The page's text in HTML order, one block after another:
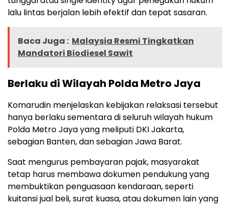
lalu lintas berjalan lebih efektif dan tepat sasaran.
Baca Juga : Malaysia Resmi Tingkatkan
Mandatori Biodiesel Sawit
Berlaku di Wilayah Polda Metro Jaya
Komarudin menjelaskan kebijakan relaksasi tersebut
hanya berlaku sementara di seluruh wilayah hukum
Polda Metro Jaya yang meliputi DKI Jakarta,
sebagian Banten, dan sebagian Jawa Barat.
Saat mengurus pembayaran pajak, masyarakat
tetap harus membawa dokumen pendukung yang
membuktikan penguasaan kendaraan, seperti
kuitansi jual beli, surat kuasa, atau dokumen lain yang